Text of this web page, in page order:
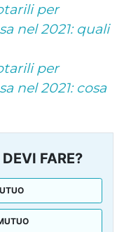
per
nel 2021: quali
per
nel 2021: cosa
FARE?